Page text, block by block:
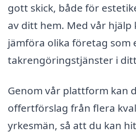
gott skick, både för
av ditt hem. Med vår hjälp
jämföra olika företag som
takrengöringstjänster i
Genom vår plattform kan
offertförslag från flera
yrkesmän, så att du kan